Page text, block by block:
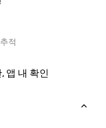
적
앱 내 확인